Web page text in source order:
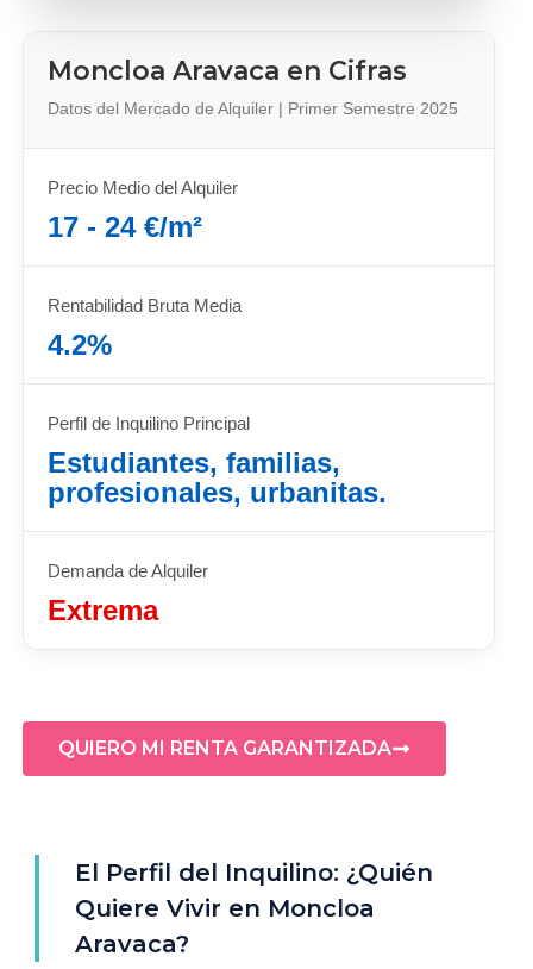
Moncloa Aravaca en Cifras
Datos del Mercado de Alquiler | Primer Semestre 2025
Precio Medio del Alquiler
17 - 24 €/m²
Rentabilidad Bruta Media
4.2%
Perfil de Inquilino Principal
Estudiantes, familias,
profesionales, urbanitas.
Demanda de Alquiler
Extrema
QUIERO MI RENTA GARANTIZADA
El Perfil del Inquilino: ¿Quién
Quiere Vivir en Moncloa
Aravaca?